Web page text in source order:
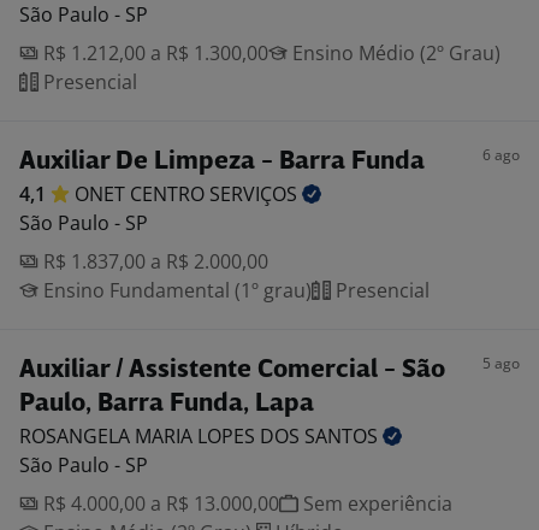
São Paulo - SP
R$ 1.212,00 a R$ 1.300,00
Ensino Médio (2º Grau)
Presencial
Auxiliar De Limpeza - Barra Funda 6 ago
4,1 ONET CENTRO SERVIÇOS
São Paulo - SP
R$ 1.837,00 a R$ 2.000,00
Ensino Fundamental (1º grau)
Presencial
Auxiliar / Assistente Comercial - São
Paulo, Barra Funda, Lapa
5 ago
ROSANGELA MARIA LOPES DOS SANTOS
São Paulo - SP
R$ 4.000,00 a R$ 13.000,00
Sem experiência